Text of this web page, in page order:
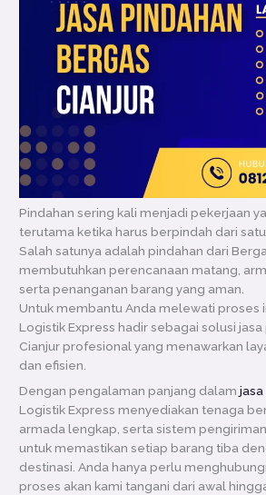
Pindahan sering kali menjadi pekerjaan
terutama ketika harus berpindah dari
Salah satunya adalah pindahan dari
membutuhkan perencanaan matang,
serta penanganan barang yang aman.
Untuk membantu Anda melewati proses
Logistik Express hadir sebagai solusi
Cianjur profesional yang menawarkan
dan efisien.
Dengan pengalaman panjang dalam
Logistik Express menyediakan tenaga
armada lengkap, serta sistem
untuk memastikan setiap barang tiba
destinasi. Anda hanya perlu
proses akan kami tangani dari awal